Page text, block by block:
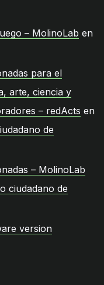
– MolinoLab en
para el
arte, ciencia y
– redActs en
de
– MolinoLab
ciudadano de
version